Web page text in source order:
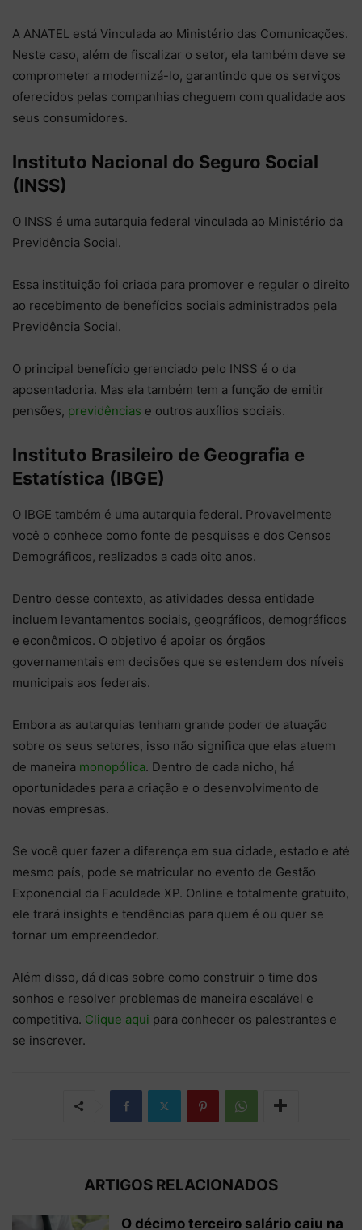
A ANATEL está Vinculada ao Ministério das Comunicações.
Neste caso, além de fiscalizar o setor, ela também deve se
comprometer a modernizá-lo, garantindo que os serviços
oferecidos pelas companhias cheguem com qualidade aos
seus consumidores.
Instituto Nacional do Seguro Social
(INSS)
O INSS é uma autarquia federal vinculada ao Ministério da
Previdência Social.
Essa instituição foi criada para promover e regular o direito
ao recebimento de benefícios sociais administrados pela
Previdência Social.
O principal benefício gerenciado pelo INSS é o da
aposentadoria. Mas ela também tem a função de emitir
pensões, previdências e outros auxílios sociais.
Instituto Brasileiro de Geografia e
Estatística (IBGE)
O IBGE também é uma autarquia federal. Provavelmente
você o conhece como fonte de pesquisas e dos Censos
Demográficos, realizados a cada oito anos.
Dentro desse contexto, as atividades dessa entidade
incluem levantamentos sociais, geográficos, demográficos
e econômicos. O objetivo é apoiar os órgãos
governamentais em decisões que se estendem dos níveis
municipais aos federais.
Embora as autarquias tenham grande poder de atuação
sobre os seus setores, isso não significa que elas atuem
de maneira monopólica. Dentro de cada nicho, há
oportunidades para a criação e o desenvolvimento de
novas empresas.
Se você quer fazer a diferença em sua cidade, estado e até
mesmo país, pode se matricular no evento de Gestão
Exponencial da Faculdade XP. Online e totalmente gratuito,
ele trará insights e tendências para quem é ou quer se
tornar um empreendedor.
Além disso, dá dicas sobre como construir o time dos
sonhos e resolver problemas de maneira escalável e
competitiva. Clique aqui para conhecer os palestrantes e
se inscrever.
ARTIGOS RELACIONADOS
O décimo terceiro salário caiu na